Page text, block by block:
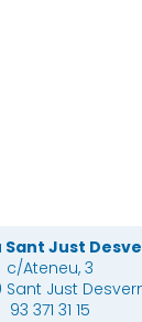
Just
c/Ateneu, 3
Sant Just
93 371 31 15